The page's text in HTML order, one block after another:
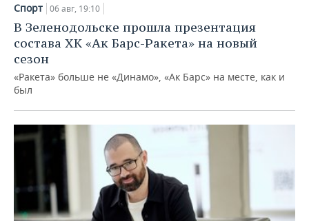
Спорт 06 авг, 19:10
В Зеленодольске прошла презентация
состава ХК «Ак Барс-Ракета» на новый
сезон
«Ракета» больше не «Динамо», «Ак Барс» на месте, как и
был